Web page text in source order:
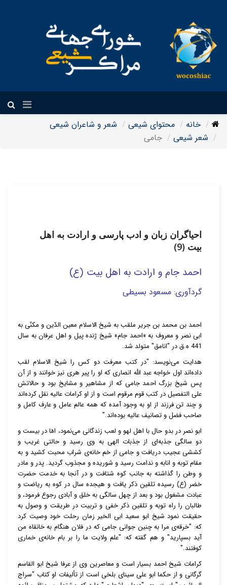
خانه محتوای شیعی
شعر و شاعران شیعی
شعر شیعی
جامی
احیاگران زبان و ادب پارسی و ارادت به اهل
بیت (9)
احمد جام و ارادت به اهل بیت (ع)
گردآوری: مسعود بسیطی
احمد بن محمد بن جریر ملقب به شیخ الاسلام معین الدّین و مکنّی به
ابی نصر و معروف به «احمد جام» شیخ ژنده پیل و اهل عرفان به سال
441 ه.ق در "انامق" متولد شد.
هدایت می‌نویسد: "در کتب معرفت دو کس را شیخ الاسلام لقب
داده‌اند اول خواجه عبد اللّه انصاری که او را پیر هری نیز خوانند و از آن
پس شیخ بزرگ احمد جامی که از مشاهیر و مشایخ بود و حالاتش
علی التفصیل در کتب قوم مرقوم است و از او کرامات عالیه نقل کرده‌اند
و چند تن فرزند از او به وجود آمده که همه عالم عامل و عارف کامل و
صاحب فضل و تصانیف عالیه بوده‌اند."
ابو نصر در بدو حال با اهل لهو و لعب زندگانی می‌نمود، امّا در بیست و
دو سالگی جذبه‌ای از جذبات الهی به وی رسید و حالتی غریب و
کششی عجیب دریافت و جامی از خم خانه‌ی شراب محبت کشید و به
مقام توبه و انابه و ندامت رسید و شوریده و مجذوب گردید. پدر و مادر
و وطن را گذاشته به جانب کوه شتافت و در آنجا به خدمت حضرت
خضر (ع) رسیده تلقین ذکر یافت و هیجده سال در کوه به ریاضت و
عبادت مشغول بود و بعد از چهل سالگی به خلق و آبادی رجوع فرمود، و
طالبان را راه توبه و تلقین ذکر خفی و تربیت در طریقت و وصول به
حقیقت نمود شیخ ابو سعید ابی الخیر زمان رحلت خود وصیت کرد
که: "خرقه‌ی مرا به چنین جوانی جامی که در فلان هنگام به خانقاه من
آید بسپارید" و هم گفته که: "علم ولایت ما را بر بام خانه‌ی خماری
کوفتند."
کرامات شیخ احمد بسیار است و معاصرین وی از عرفا شیخ ابو القاسم
گرگانی و از حکما ابو علی سینای بلخی است از تألیفات او کتاب "سراج